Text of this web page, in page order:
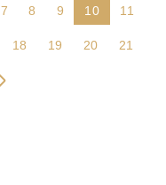
7 8 9 10 11
18 19 20 21